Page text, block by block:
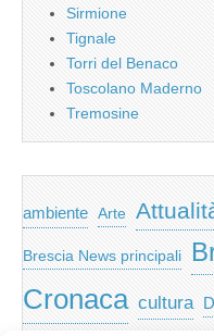
Sirmione
Tignale
Torri del Benaco
Toscolano Maderno
Tremosine
ambiente Arte
Brescia News principali
Cronaca cultura